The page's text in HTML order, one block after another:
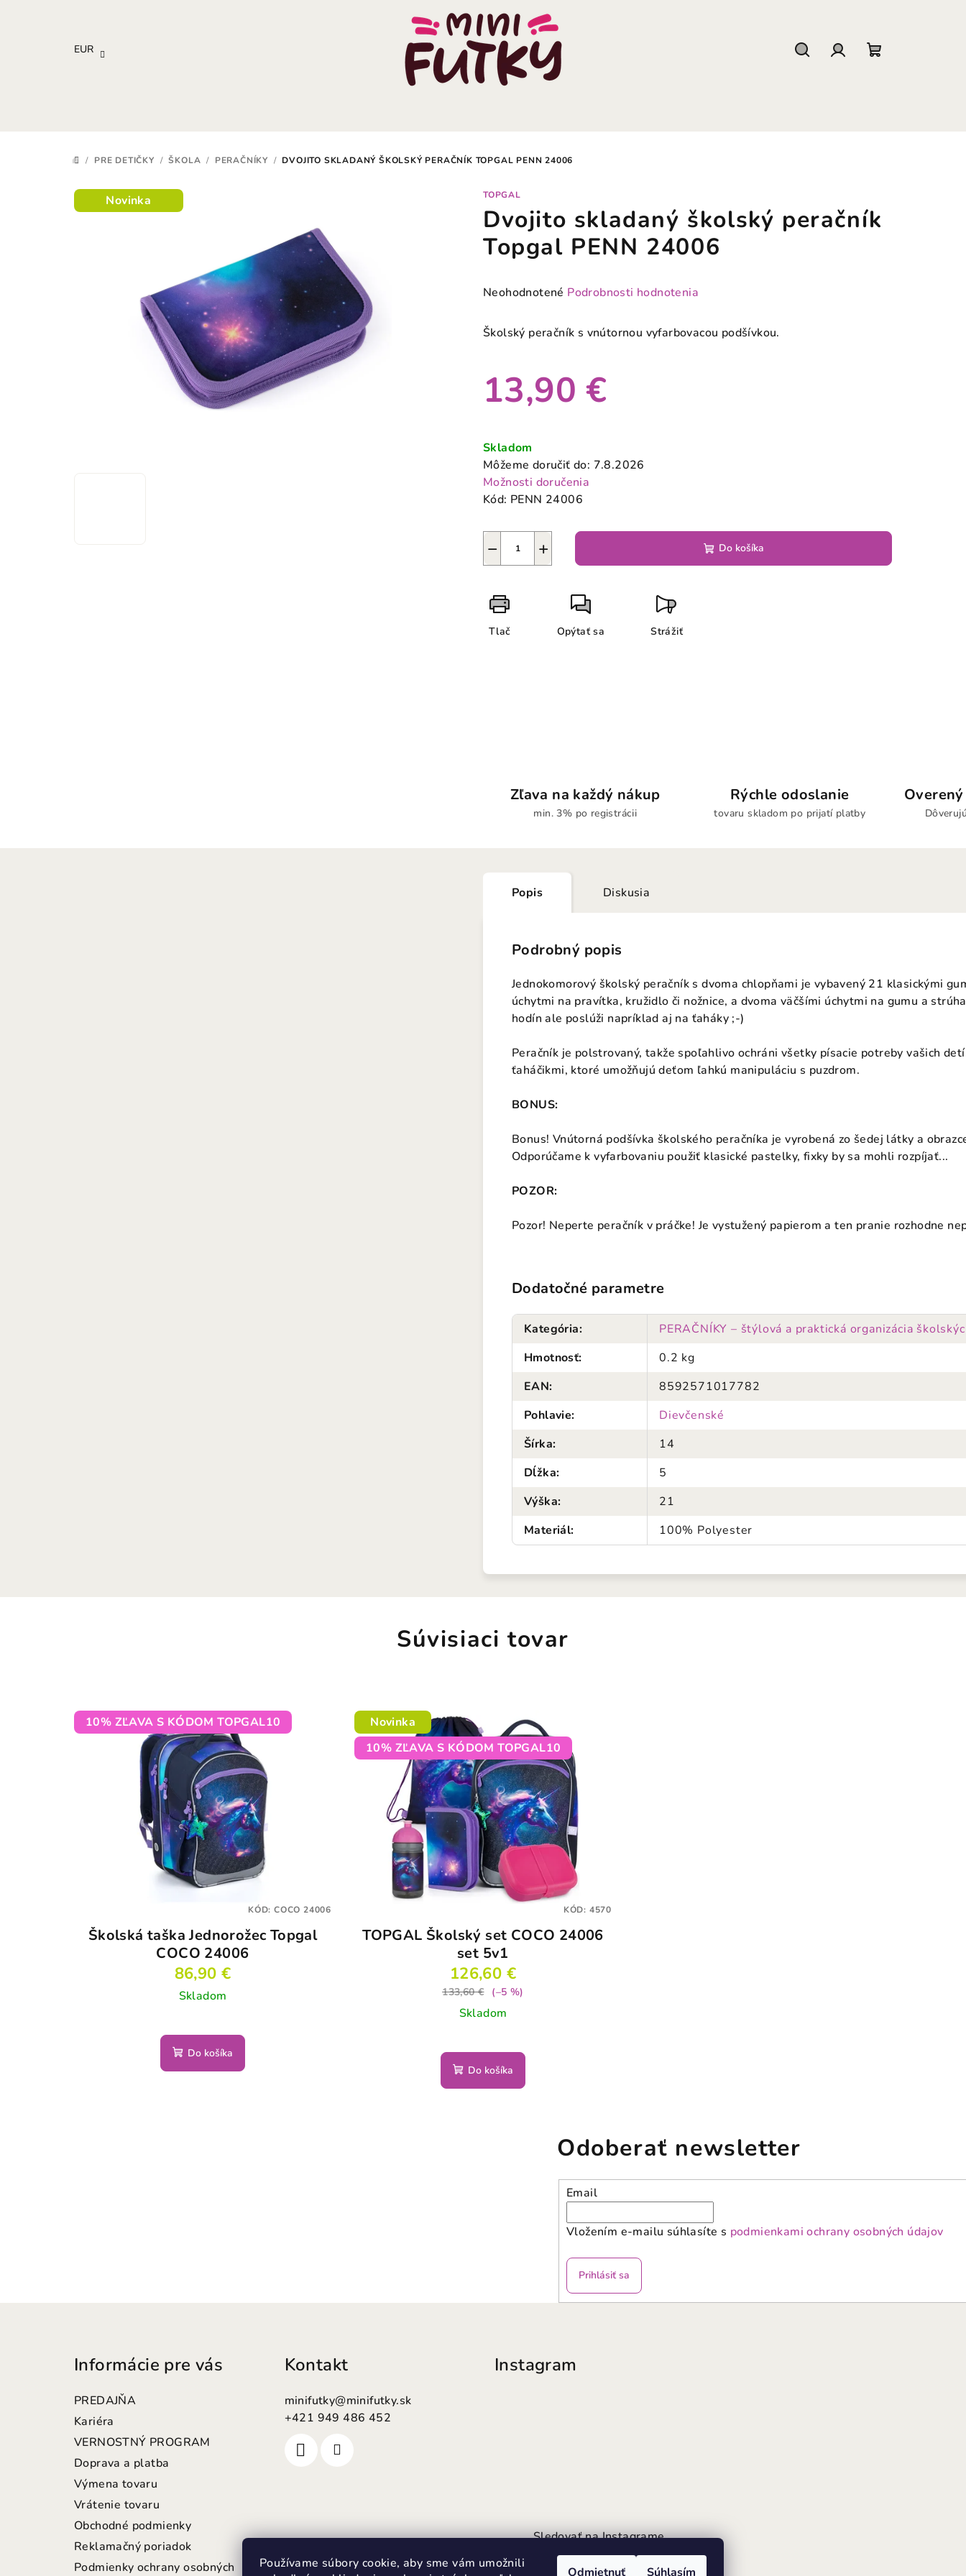
Používame súbory cookie, aby sme vám umožnili
Odmietnuť Súhlasím
EUR
DOMOV
/ PRE DETIČKY / ŠKOLA / PERAČNÍKY / DVOJITO SKLADANÝ ŠKOLSKÝ PERAČNÍK TOPGAL PENN 24006
TOPGAL
Dvojito skladaný školský peračník
Topgal PENN 24006
Priemerné
produktu
z
5
Neohodnotené Podrobnosti hodnotenia
Školský peračník s vnútornou vyfarbovacou podšívkou.
13,90 €
cena:
Skladom
Môžeme doručiť do: 7.8.2026
Možnosti doručenia
Kód: PENN 24006
+
− Do košíka
Tlač Opýtať sa Strážiť
Novinka
Zľava na každý nákup
min. 3% po registrácii
Rýchle odoslanie
tovaru skladom po prijatí platby
Popis Diskusia
Podrobný popis
Jednokomorový školský peračník s dvoma chlopňami je vybavený 21 klasickými
úchytmi na pravítka, kružidlo či nožnice, a dvoma väčšími úchytmi na gumu a
hodín ale poslúži napríklad aj na ťaháky ;-)
Peračník je polstrovaný, takže spoľahlivo ochráni všetky písacie potreby vašich
ťaháčikmi, ktoré umožňujú deťom ľahkú manipuláciu s puzdrom.
BONUS:
Bonus! Vnútorná podšívka školského peračníka je vyrobená zo šedej látky a
Odporúčame k vyfarbovaniu použiť klasické pastelky, fixky by sa mohli rozpíjať...
POZOR:
Pozor! Neperte peračník v práčke! Je vystužený papierom a ten pranie rozhodne
Dodatočné parametre
Kategória:
PERAČNÍKY – štýlová a praktická organizácia
Hmotnosť:
0.2 kg
EAN:
8592571017782
Pohlavie:
Dievčenské
Šírka:
14
Dĺžka:
5
Výška:
21
Materiál: 100% Polyester
Súvisiaci tovar
10% ZĽAVA S KÓDOM TOPGAL10
Školská taška Jednorožec Topgal
COCO 24006
86,90 €
Skladom
Do košíka
KÓD: COCO 24006
Novinka
10% ZĽAVA S KÓDOM TOPGAL10
TOPGAL Školský set COCO 24006
set 5v1
126,60 €
133,60 € (–5 %)
Skladom
Do košíka
KÓD: 4570
Odoberať newsletter
Email
Vložením e-mailu súhlasíte s podmienkami ochrany osobných údajov
Prihlásiť sa
Informácie pre vás
PREDAJŇA
Kariéra
VERNOSTNÝ PROGRAM
Doprava a platba
Výmena tovaru
Vrátenie tovaru
Obchodné podmienky
Reklamačný poriadok
Podmienky ochrany osobných
Kontakt
minifutky@minifutky.sk
+421 949 486 452
Instagram
Sledovať na Instagrame